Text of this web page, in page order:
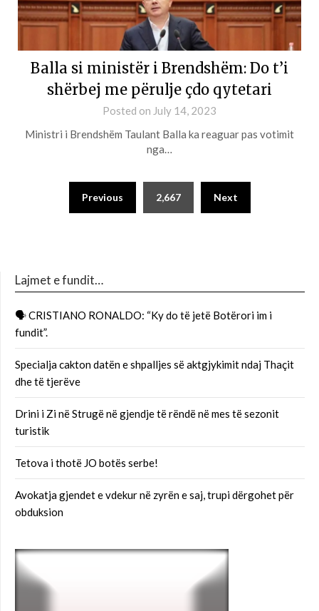
Balla si ministër i Brendshëm: Do t’i
shërbej me përulje çdo qytetari
Posted on July 14, 2023
Ministri i Brendshëm Taulant Balla ka reaguar pas votimit
nga…
Previous 2,667 Next
Lajmet e fundit…
🗣 CRISTIANO RONALDO: “Ky do të jetë Botërori im i
fundit”.
Specialja cakton datën e shpalljes së aktgjykimit ndaj Thaçit
dhe të tjerëve
Drini i Zi në Strugë në gjendje të rëndë në mes të sezonit
turistik
Tetova i thotë JO botës serbe!
Avokatja gjendet e vdekur në zyrën e saj, trupi dërgohet për
obduksion